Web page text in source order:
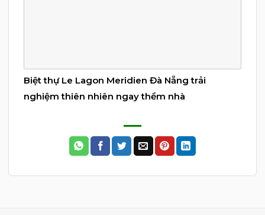
Biệt thự Le Lagon Meridien Đà Nẵng trải
nghiệm thiên nhiên ngay thềm nhà